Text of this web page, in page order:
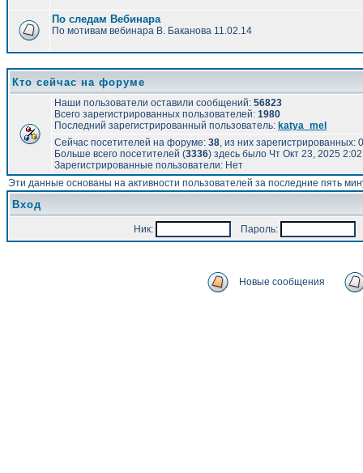
По следам Вебинара
По мотивам вебинара В. Баканова 11.02.14
Кто сейчас на форуме
Наши пользователи оставили сообщений: 56823
Всего зарегистрированных пользователей: 1980
Последний зарегистрированный пользователь: katya_mel
Сейчас посетителей на форуме: 38, из них
Больше всего посетителей (3336) здесь было Чт Окт 23, 2025
Зарегистрированные пользователи: Нет
Эти данные основаны на активности пользователей за последние пять
Вход
Ник: Пароль:
Новые сообщения